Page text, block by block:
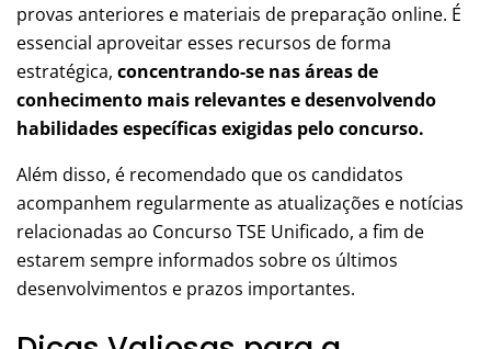
provas anteriores e materiais de preparação online. É
essencial aproveitar esses recursos de forma
estratégica, concentrando-se nas áreas de
conhecimento mais relevantes e desenvolvendo
habilidades específicas exigidas pelo concurso.
Além disso, é recomendado que os candidatos
acompanhem regularmente as atualizações e notícias
relacionadas ao Concurso TSE Unificado, a fim de
estarem sempre informados sobre os últimos
desenvolvimentos e prazos importantes.